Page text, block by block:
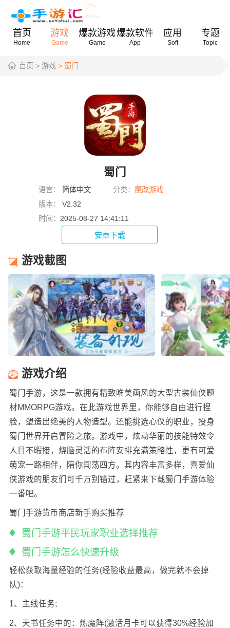
首页
Home
游戏
Game
爆款游戏
Game
爆款软件
App
应用
Soft
专题
Topic
首页 > 游戏 > 蜀门
蜀门
语言： 简体中文 分类： 魔改游戏
版本：
V2.32
时间： 2025-08-27 14:41:11
安卓下载
游戏截图
游戏介绍
蜀门手游，这是一款拥有精致唯美画风的大型古装仙侠题
材MMORPG游戏。在此游戏世界里，你能够自由进行捏
脸，塑造出绝美的人物造型。还能挑选心仪的职业，投身
蜀门世界开启冒险之旅。游戏中，炫动华丽的技能特效令
人目不暇接，烧脑灵活的布阵安排充满策略性，更有可爱
萌宠一路相伴，陪你闯荡四方。其内容丰富多样，喜爱仙
侠游戏的朋友们可千万别错过，赶紧来下载蜀门手游体验
一番吧。
蜀门手游货币商店新手购买推荐
蜀门手游平民玩家职业选择推荐
蜀门手游怎么快速升级
轻松获取海量经验的任务(经验收益最高，做完就不会掉
队)：
1、主线任务;
2、天书任务中的：炼魔阵(激活月卡可以获得30%经验加